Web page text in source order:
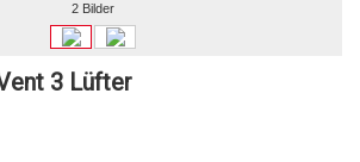
2 Bilder
3 Lüfter